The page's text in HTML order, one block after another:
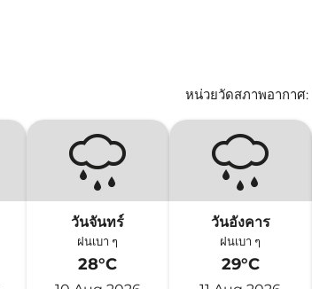
หน่วยวัดสภาพอากาศ:
วันจันทร์
ฝนเบา ๆ
28°C
วันอังคาร
ฝนเบา ๆ
29°C